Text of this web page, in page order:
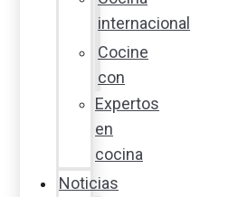
internacional
Cocine
con
Expertos
en
cocina
Noticias